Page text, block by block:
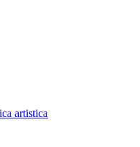
artistica